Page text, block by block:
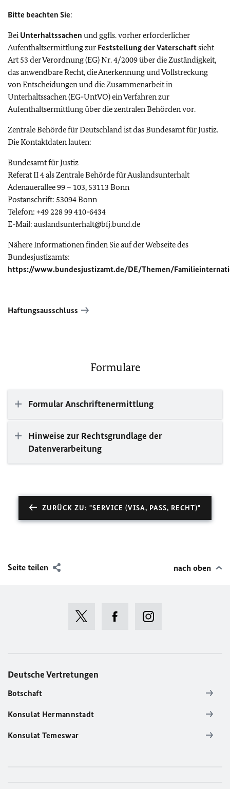
Bitte beachten Sie:
Bei Unterhaltssachen und ggfls. vorher erforderlicher
Aufenthaltsermittlung zur Feststellung der Vaterschaftsieht
Art 53 der Verordnung (EG) Nr. 4/2009 über die Zuständigkeit,
das anwendbare Recht, die Anerkennung und Vollstreckung
von Entscheidungen und die Zusammenarbeit in
Unterhaltssachen (EG-UntVO) ein Verfahren zur
Aufenthaltsermittlung über die zentralen Behörden vor.
Zentrale Behörde für Deutschland ist das Bundesamt für Justiz.
Die Kontaktdaten lauten:
Bundesamt für Justiz
Referat II 4 als Zentrale Behörde für Auslandsunterhalt
Adenauerallee 99 – 103, 53113 Bonn
Postanschrift: 53094 Bonn
Telefon: +49 228 99 410-6434
E-Mail: auslandsunterhalt@bfj.bund.de
Nähere Informationen finden Sie auf der Webseite des
Bundesjustizamts:
https://www.bundesjustizamt.de/DE/Themen/
Haftungsausschluss
Formulare
Formular Anschriftenermittlung
Hinweise zur Rechtsgrundlage der
Datenverarbeitung
ZURÜCK ZU: "SERVICE (VISA, PASS, RECHT)"
Seite teilen nach oben
Deutsche Vertretungen
Botschaft
Konsulat Hermannstadt
Konsulat Temeswar